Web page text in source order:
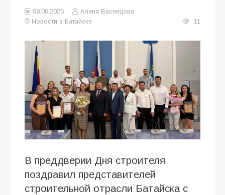
08.08.2026
Алена Васнецова
Новости в Батайске
11
В преддверии Дня строителя
поздравил представителей
строительной отрасли Батайска с